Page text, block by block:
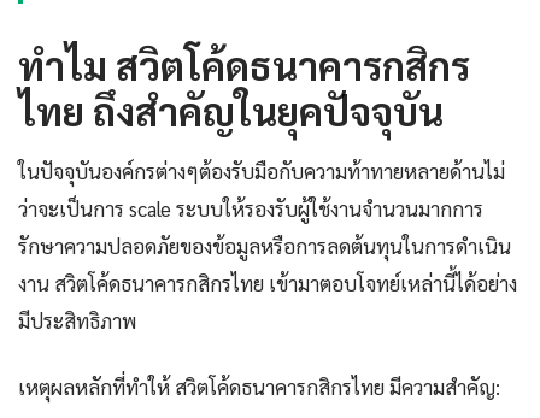
ทำไม สวิตโค้ดธนาคารกสิกร
ไทย ถึงสำคัญในยุคปัจจุบัน
ในปัจจุบันองค์กรต่างๆต้องรับมือกับความท้าทายหลายด้านไม่
ว่าจะเป็นการ scale ระบบให้รองรับผู้ใช้งานจำนวนมากการ
รักษาความปลอดภัยของข้อมูลหรือการลดต้นทุนในการดำเนิน
งาน สวิตโค้ดธนาคารกสิกรไทย เข้ามาตอบโจทย์เหล่านี้ได้อย่าง
มีประสิทธิภาพ
เหตุผลหลักที่ทำให้ สวิตโค้ดธนาคารกสิกรไทย มีความสำคัญ: